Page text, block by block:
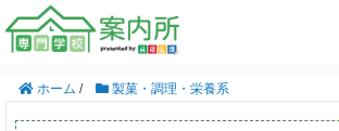
ホーム / 製菓・調理・栄養系